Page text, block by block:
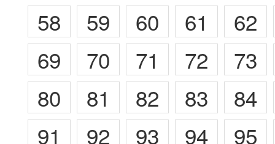
58
59 60 61
62
69
70 71 72
73
80
81 82 83
84
91
92 93 94 95